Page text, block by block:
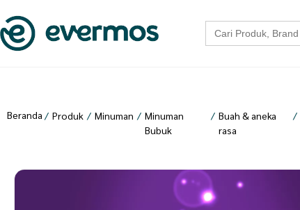
Search
for:
Beranda / Produk / Minuman / Minuman
Bubuk
/ Buah & aneka
rasa
/